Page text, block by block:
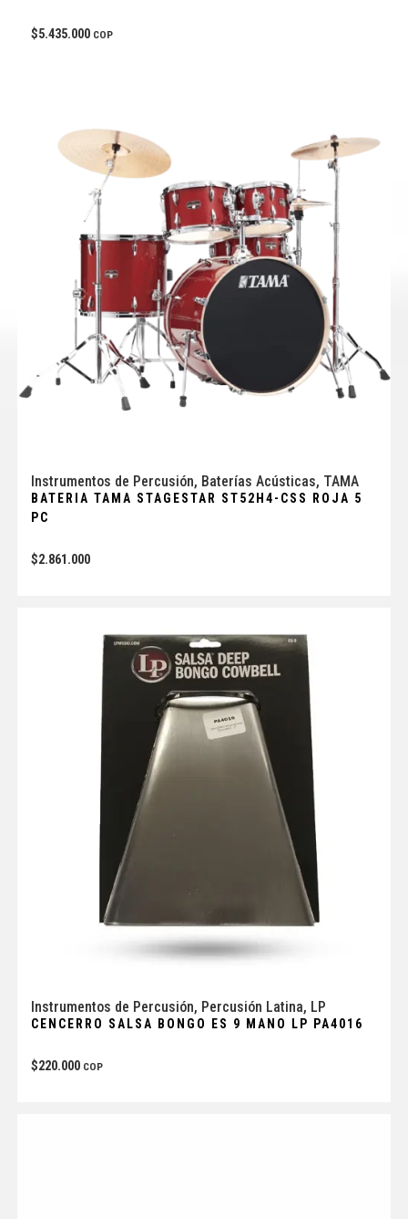
$5.435.000 COP
Instrumentos de Percusión, Baterías Acústicas, TAMA
BATERIA TAMA STAGESTAR ST52H4-CSS ROJA 5
PC
$2.861.000
Instrumentos de Percusión, Percusión Latina, LP
CENCERRO SALSA BONGO ES 9 MANO LP PA4016
$220.000 COP